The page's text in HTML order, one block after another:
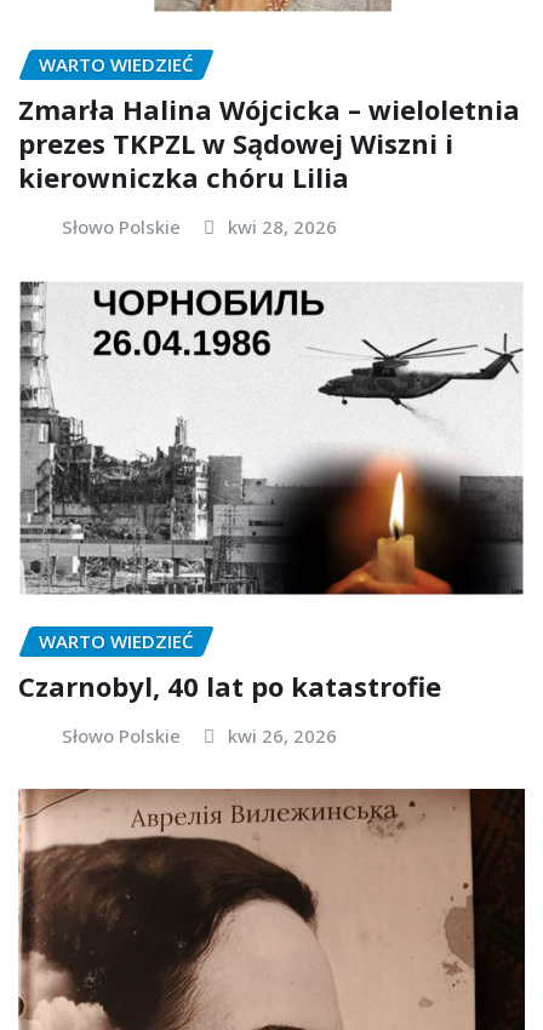
WARTO WIEDZIEĆ
Zmarła Halina Wójcicka – wieloletnia
prezes TKPZL w Sądowej Wiszni i
kierowniczka chóru Lilia
Słowo Polskie kwi 28, 2026
WARTO WIEDZIEĆ
Czarnobyl, 40 lat po katastrofie
Słowo Polskie kwi 26, 2026